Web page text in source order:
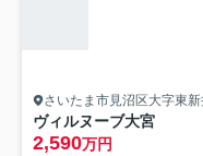
さいたま市見沼区大字東
ヴィルヌーブ大宮
2,590万円